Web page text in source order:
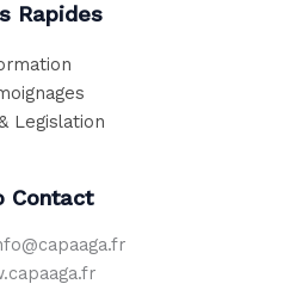
Rapides
Legislation
Contact